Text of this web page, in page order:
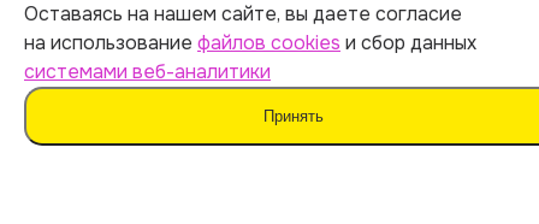
Оферта
Политика обработки персональных данных
Согласие на обработку данных
Согласие на сбор данных
Оставаясь на нашем сайте, вы даете согласие
на использование файлов cookies и сбор данных
системами веб-аналитики
Принять